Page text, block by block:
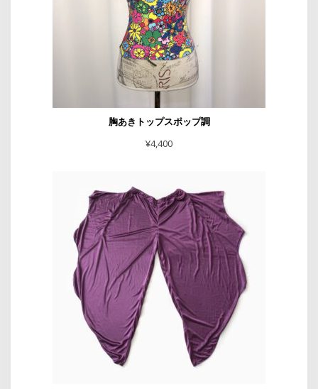
胸あきトップスポップ調
¥4,400